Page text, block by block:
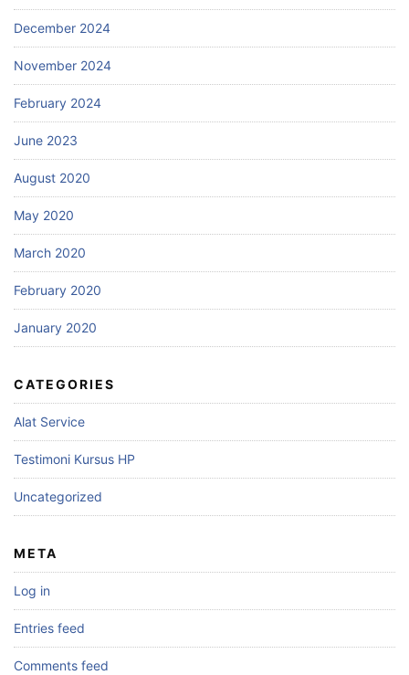
December 2024
November 2024
February 2024
June 2023
August 2020
May 2020
March 2020
February 2020
January 2020
CATEGORIES
Alat Service
Testimoni Kursus HP
Uncategorized
META
Log in
Entries feed
Comments feed